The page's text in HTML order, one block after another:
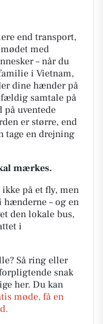
end transport,
med
– når du
i Vietnam,
dine hænder på
samtale på
på uventede
er større, end
tage en drejning
mærkes.
på et fly, men
– og en
den lokale bus,
i
Så ring eller
snak
her. Du kan
møde, få en